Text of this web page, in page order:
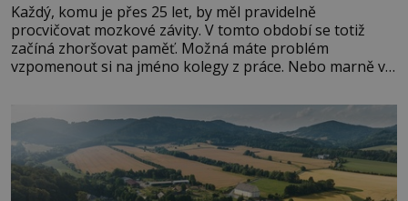
Každý, komu je přes 25 let, by měl pravidelně
procvičovat mozkové závity. V tomto období se totiž
začíná zhoršovat paměť. Možná máte problém
vzpomenout si na jméno kolegy z práce. Nebo marně v
Je to opravdu tak, s věkem jako kdyby se paměť
rozhodla stávkovat. Cvičte